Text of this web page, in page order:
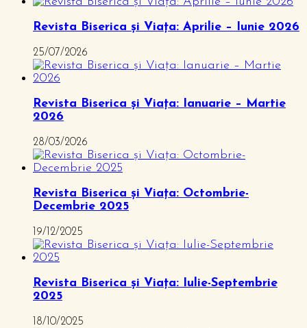
Revista Biserica și Viața: Aprilie – Iunie 2026
25/07/2026
Revista Biserica și Viața: Ianuarie – Martie
2026
28/03/2026
Revista Biserica și Viața: Octombrie-
Decembrie 2025
19/12/2025
Revista Biserica și Viața: Iulie-Septembrie
2025
18/10/2025